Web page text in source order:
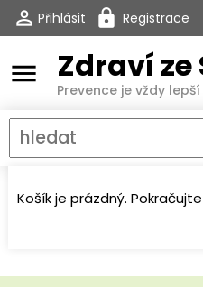
Přihlásit Registrace
menu Zdraví ze
Prevence je vždy
Košík je prázdný.